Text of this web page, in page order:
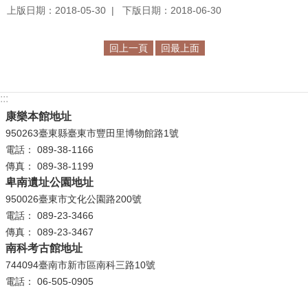
R
站
料
開
放
宣
告
隱
私
權
保
護
上版日期：2018-05-30 下版日期：2018-06-30
回上一頁 回最上面
:::
康樂本館地址
950263臺東縣臺東市豐田里博物館路1號
電話： 089-38-1166
傳真： 089-38-1199
卑南遺址公園地址
950026臺東市文化公園路200號
電話： 089-23-3466
傳真： 089-23-3467
南科考古館地址
744094臺南市新市區南科三路10號
電話： 06-505-0905